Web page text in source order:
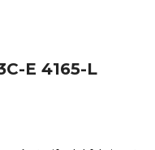
E 4165-L